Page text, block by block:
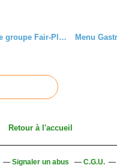
Sortie musicale dans le parc avec le groupe Fair-Play.
Retour à l'accueil
Signaler un abus C.G.U.